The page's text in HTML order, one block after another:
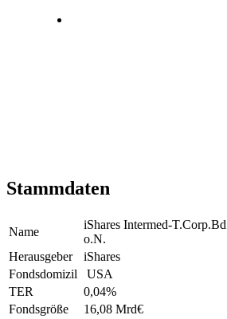
Stammdaten
Name
iShares Intermed-
o.N.
Herausgeber
iShares
Fondsdomizil
USA
TER
0,04%
Fondsgröße
16,08 Mrd€